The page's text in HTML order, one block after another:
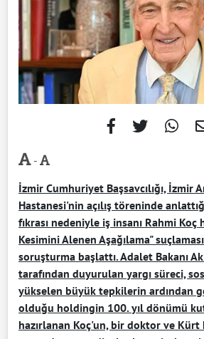
-
İzmir Cumhuriyet Başsavcılığı, İzmir
Hastanesi'nin açılış töreninde
fıkrası nedeniyle iş insanı Rahmi Koç
Kesimini Alenen Aşağılama"
soruşturma başlattı. Adalet Bakanı
tarafından duyurulan yargı süreci,
yükselen büyük tepkilerin ardından
olduğu holdingin 100. yıl dönümü
hazırlanan Koç'un, bir doktor ve Kürt